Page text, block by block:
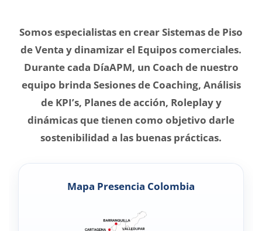
Somos especialistas en crear Sistemas de Piso
de Venta y dinamizar el Equipos comerciales.
Durante cada DíaAPM, un Coach de nuestro
equipo brinda Sesiones de Coaching, Análisis
de KPI’s, Planes de acción, Roleplay y
dinámicas que tienen como objetivo darle
sostenibilidad a las buenas prácticas.
Mapa Presencia Colombia